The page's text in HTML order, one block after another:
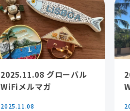
2025.11.08 グローバル
WiFiメルマガ
2025.11.08